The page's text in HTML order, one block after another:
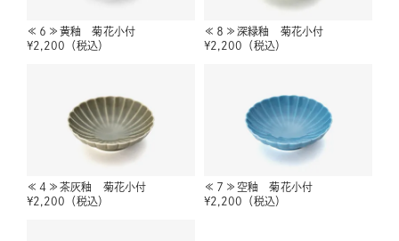
≪６≫黄釉 菊花小付
¥2,200 （税込）
≪８≫深緑釉 菊花小付
¥2,200 （税込）
≪４≫茶灰釉 菊花小付
¥2,200 （税込）
≪７≫空釉 菊花小付
¥2,200 （税込）